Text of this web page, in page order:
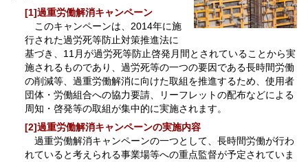
[1]過重労働解消キャンペーン
このキャンペーンは、2014年に施
行された過労死等防止対策推進法に
基づき、11月が過労死等防止啓発月間とされていることから実
施されるものであり、過労死等の一つの要因である長時間労働
の削減等、過重労働解消に向けた取組を推進するため、使用者
団体・労働組合への協力要請、リーフレットの配布などによる
周知・啓発等の取組が集中的に実施されます。
[2]過重労働解消キャンペーンの実施内容
過重労働解消キャンペーンの一つとして、長時間労働が行わ
れていると考えられる事業場等への重点監督が予定されていま